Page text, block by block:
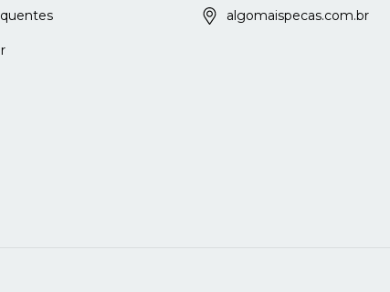
algomaispecas.com.br